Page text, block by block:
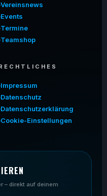
Vereinsnews
Events
Termine
Teamshop
Impressum
Datenschutz
Datenschutzerklärung
Cookie-Einstellungen
– direkt auf deinem